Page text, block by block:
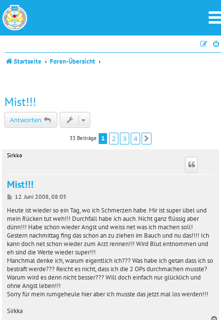
Startseite Foren-Übersicht
Mist!!!
Antworten
33 Beiträge 1 2 3 4
Sirkka
Mist!!!
B
i
t
r
a
g
12. Juni 2008, 08:05
Heute ist wieder so ein Tag, wo ich Schmerzen habe. Mir ist super übel und
mein Rücken tut weh!!! Durchfall habe ich auch. Nicht ganz flüssig aber
dünn!!! Habe schon wieder Angst und weiss net was ich machen soll!
Gestern nachmittag fing das schon an zu ziehen im Bauch und nu das!!!! Ich
kann doch net schon wieder zum Arzt rennen!!! Wird Blut entnommen und
eh sind die Werte wieder super!!!
Manchmal denke ich, warum eigentlich ich??? Was habe ich getan dass ich so
bestraft werde??? Reicht es nicht, dass ich die 2 OPs durchmachen musste?
Warum wird es denn nicht besser??? Will doch einfach nur glücklich und
ohne Angst leben!!!
Sorry für mein rumgeheule hier aber ich musste das jetzt mal los werden!!!
Sirkka